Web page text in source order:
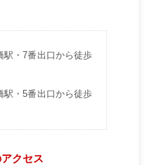
駅・7番出口から徒歩
駅・5番出口から徒歩
クセス